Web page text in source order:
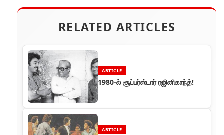
RELATED ARTICLES
ARTICLE
1980-ல் சூப்பர்ஸ்டார் ரஜினிகாந்த்!
ARTICLE